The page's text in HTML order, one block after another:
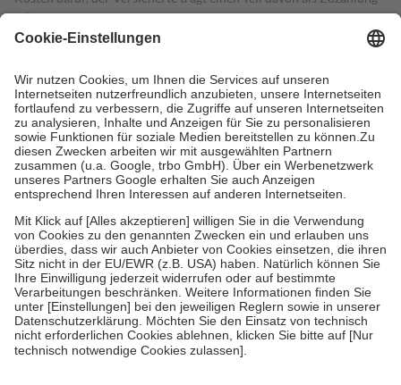
mit.
Grundsätzlich leisten Mitglieder Zuzahlungen in Höhe von zehn
höchstens zehn Euro.
Es sind jedoch nie mehr als die tatsächlichen
Kosten der Leistung zu entrichten.
Diese Regeln gelten grundsätzlich auch für Online-Apotheken.
Bei Heilmitteln und häuslicher Krankenpflege beträgt die
Zuzahlung zehn Prozent der Kosten sowie zehn Euro je
Verordnung.
Um das Engagement der Versicherten für ihre eigene Gesundheit zu
stärken und die besondere Stellung der Familie zu unterstützen,
fallenkeine Zuzahlungenan bei:
• Kindern und Jugendlichen bis zum vollendeten 18. Lebensjahr
mit Ausnahme der Fahrkosten
• Untersuchungen zur Vorsorge und Früherkennung, die von der
GKV getragen werden
• empfohlenen Schutzimpfungen
• Harn- und Blutteststreifen